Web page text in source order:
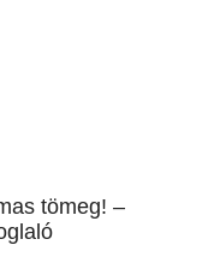
tömeg! –